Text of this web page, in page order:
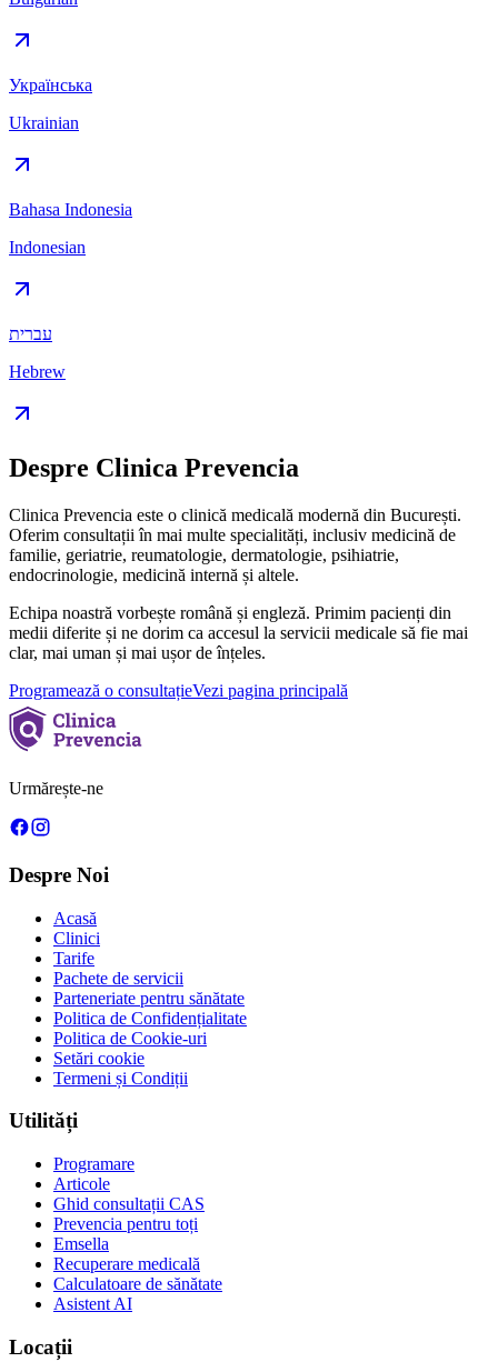
Українська
Ukrainian
Bahasa Indonesia
Indonesian
עברית
Hebrew
Despre Clinica Prevencia
Clinica Prevencia este o clinică medicală modernă din București.
Oferim consultații în mai multe specialități, inclusiv medicină de
familie, geriatrie, reumatologie, dermatologie, psihiatrie,
endocrinologie, medicină internă și altele.
Echipa noastră vorbește română și engleză. Primim pacienți din
medii diferite și ne dorim ca accesul la servicii medicale să fie mai
clar, mai uman și mai ușor de înțeles.
Programează o consultațieVezi pagina principală
Urmărește-ne
Despre Noi
Acasă
Clinici
Tarife
Pachete de servicii
Parteneriate pentru sănătate
Politica de Confidențialitate
Politica de Cookie-uri
Setări cookie
Termeni și Condiții
Utilități
Programare
Articole
Ghid consultații CAS
Prevencia pentru toți
Emsella
Recuperare medicală
Calculatoare de sănătate
Asistent AI
Locații